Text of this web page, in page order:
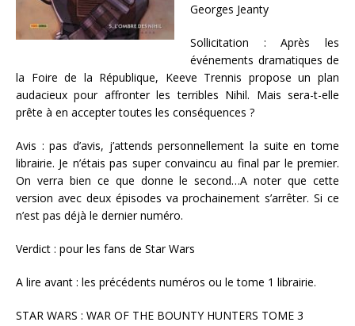
Georges Jeanty
Sollicitation : Après les
événements dramatiques de
la Foire de la République, Keeve Trennis propose un plan
audacieux pour affronter les terribles Nihil. Mais sera-t-elle
prête à en accepter toutes les conséquences ?
Avis : pas d’avis, j’attends personnellement la suite en tome
librairie. Je n’étais pas super convaincu au final par le premier.
On verra bien ce que donne le second…A noter que cette
version avec deux épisodes va prochainement s’arrêter. Si ce
n’est pas déjà le dernier numéro.
Verdict : pour les fans de Star Wars
A lire avant : les précédents numéros ou le tome 1 librairie.
STAR WARS : WAR OF THE BOUNTY HUNTERS TOME 3